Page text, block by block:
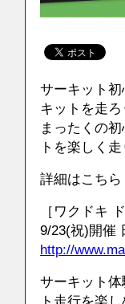
サーキット
キットを走
まったくの
トを楽しく
詳細はこちら
［ワクドキ
9/23(祝)開催
http://
サーキット
ト走行を楽し